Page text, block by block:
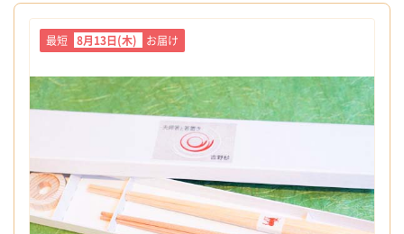
最短 8月13日(木) お届け